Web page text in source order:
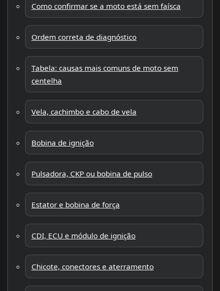
Como confirmar se a moto está sem faísca
Ordem correta de diagnóstico
Tabela: causas mais comuns de moto sem
centelha
Vela, cachimbo e cabo de vela
Bobina de ignição
Pulsadora, CKP ou bobina de pulso
Estator e bobina de força
CDI, ECU e módulo de ignição
Chicote, conectores e aterramento